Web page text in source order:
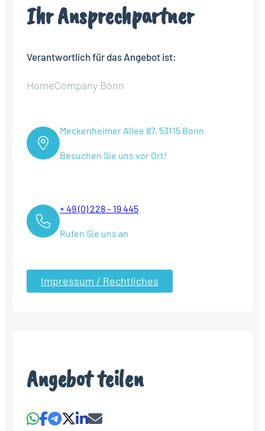
Ihr Ansprechpartner
Verantwortlich für das Angebot ist:
HomeCompany Bonn
Meckenheimer Allee 87, 53115 Bonn
Besuchen Sie uns vor Ort!
+ 49 (0) 228 – 19 445
Rufen Sie uns an
Impressum / Rechtliches
Angebot teilen